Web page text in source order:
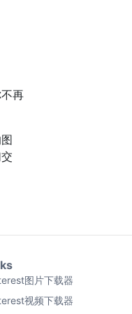
再
图片下载器
视频下载器